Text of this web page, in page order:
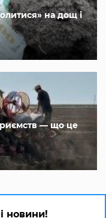
на дощ і
— що це
новини!